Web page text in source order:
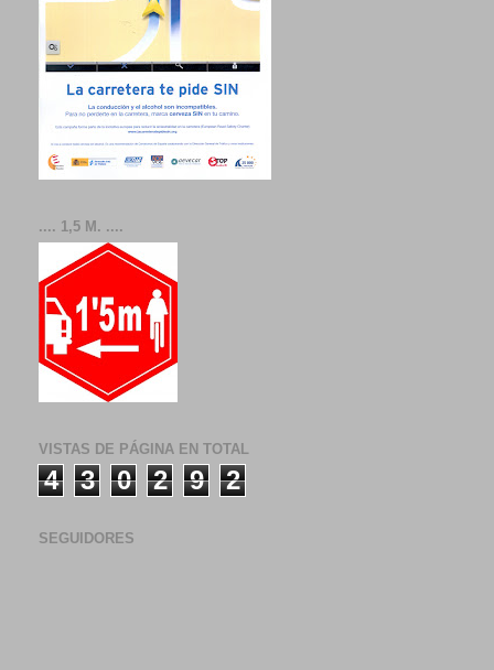
.... 1,5 M. ....
VISTAS DE PÁGINA EN TOTAL
4 3 0 2 9 2
SEGUIDORES